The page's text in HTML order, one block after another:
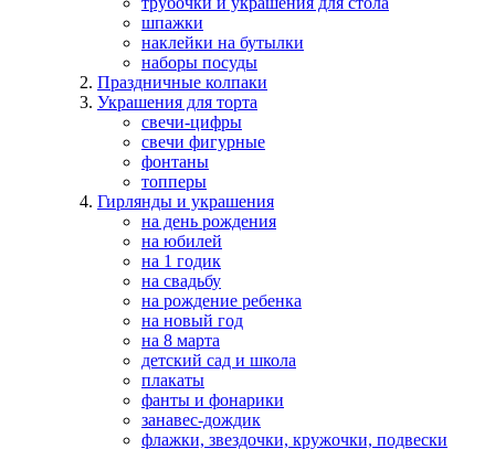
шпажки
наклейки на бутылки
наборы посуды
Праздничные колпаки
Украшения для торта
свечи-цифры
свечи фигурные
фонтаны
топперы
Гирлянды и украшения
на день рождения
на юбилей
на 1 годик
на свадьбу
на рождение ребенка
на новый год
на 8 марта
детский сад и школа
плакаты
фанты и фонарики
занавес-дождик
флажки, звездочки, кружочки, подвески